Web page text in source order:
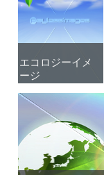
エコロジーイメ
ージ
エコロジーイメ
ージ